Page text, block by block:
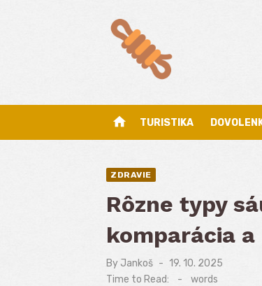
home TURISTIKA
ZDRAVIE
Rôzne typy
komparácia
By Jankoš
Posted
19. 10. 2025
Time to Read:
- words